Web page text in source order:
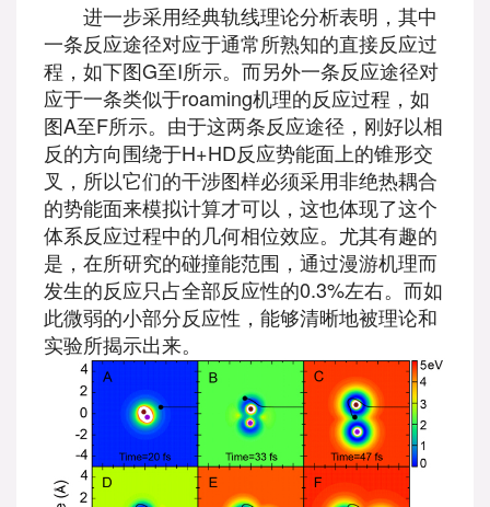
进一步采用经典轨线理论分析表明，其中
一条反应途径对应于通常所熟知的直接反应过
程，如下图G至I所示。而另外一条反应途径对
应于一条类似于roaming机理的反应过程，如
图A至F所示。由于这两条反应途径，刚好以相
反的方向围绕于H+HD反应势能面上的锥形交
叉，所以它们的干涉图样必须采用非绝热耦合
的势能面来模拟计算才可以，这也体现了这个
体系反应过程中的几何相位效应。尤其有趣的
是，在所研究的碰撞能范围，通过漫游机理而
发生的反应只占全部反应性的0.3%左右。而如
此微弱的小部分反应性，能够清晰地被理论和
实验所揭示出来。